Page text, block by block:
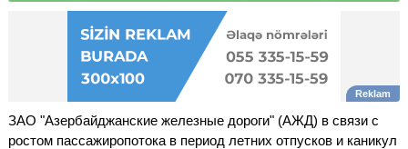
ЗАО "Азербайджанские железные дороги" (АЖД) в связи с
ростом пассажиропотока в период летних отпусков и каникул